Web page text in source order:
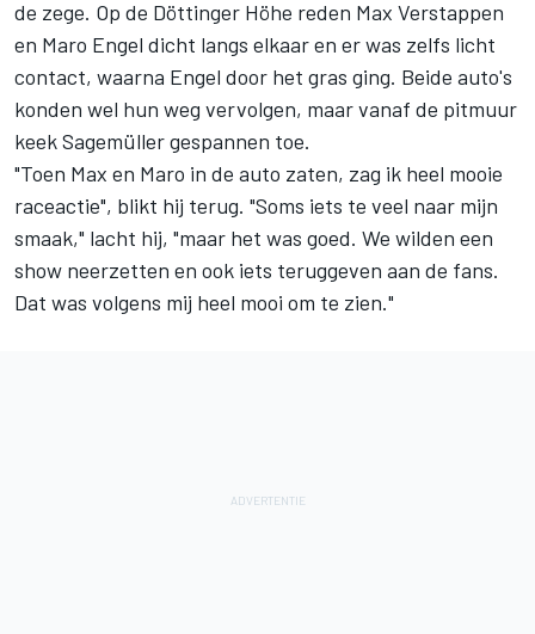
de zege. Op de Döttinger Höhe reden Max Verstappen
en Maro Engel dicht langs elkaar en er was zelfs licht
contact, waarna Engel door het gras ging. Beide auto's
konden wel hun weg vervolgen, maar vanaf de pitmuur
keek Sagemüller gespannen toe.
"Toen Max en Maro in de auto zaten, zag ik heel mooie
raceactie", blikt hij terug. "Soms iets te veel naar mijn
smaak," lacht hij, "maar het was goed. We wilden een
show neerzetten en ook iets teruggeven aan de fans.
Dat was volgens mij heel mooi om te zien."